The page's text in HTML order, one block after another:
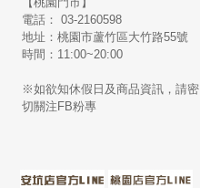
電話： 03-2160598
地址：桃園市蘆竹區大竹路55號
時間：11:00~20:00
※如欲知休假日及商品資訊，請密
切關注FB粉專